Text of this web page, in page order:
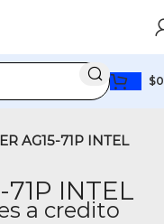
$0
AG15-71P INTEL
a credito
INTEL